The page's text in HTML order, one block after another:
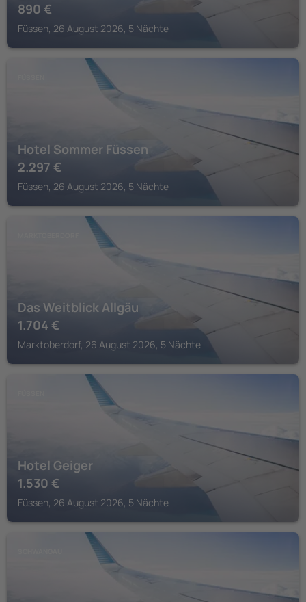
890 €
Füssen, 26 August 2026, 5 Nächte
Hotel Sommer Füssen
2.297 €
Füssen, 26 August 2026, 5 Nächte
Das Weitblick Allgäu
1.704 €
Marktoberdorf, 26 August 2026, 5 Nächte
Hotel Geiger
1.530 €
Füssen, 26 August 2026, 5 Nächte